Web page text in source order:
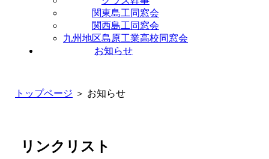
関東島工同窓会
関西島工同窓会
九州地区島原工業高校同窓会
お知らせ
トップページ ＞ お知らせ
リンクリスト